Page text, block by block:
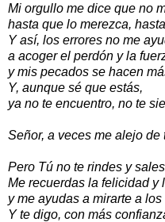
Mi orgullo me dice que no
hasta que lo merezca,
Y así, los errores no me
a acoger el perdón y la
y mis pecados se hacen
Y, aunque sé que estás,
ya no te encuentro, no te
Señor, a veces me alejo de
Pero Tú no te rindes y
Me recuerdas la felicidad y
y me ayudas a mirarte a
Y te digo, con más